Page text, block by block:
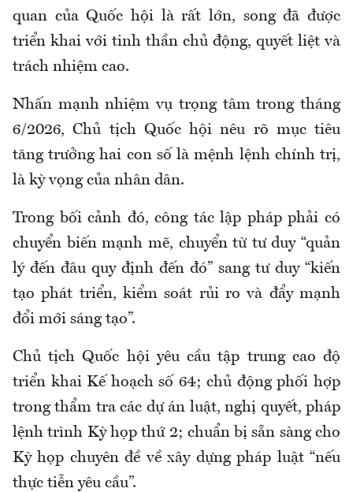
quan của Quốc hội là rất lớn, song đã được
triển khai với tinh thần chủ động, quyết liệt và
trách nhiệm cao.
Nhấn mạnh nhiệm vụ trọng tâm trong tháng
6/2026, Chủ tịch Quốc hội nêu rõ mục tiêu
tăng trưởng hai con số là mệnh lệnh chính trị,
là kỳ vọng của nhân dân.
Trong bối cảnh đó, công tác lập pháp phải có
chuyển biến mạnh mẽ, chuyển từ tư duy “quản
lý đến đâu quy định đến đó” sang tư duy “kiến
tạo phát triển, kiểm soát rủi ro và đẩy mạnh
đổi mới sáng tạo”.
Chủ tịch Quốc hội yêu cầu tập trung cao độ
triển khai Kế hoạch số 64; chủ động phối hợp
trong thẩm tra các dự án luật, nghị quyết, pháp
lệnh trình Kỳ họp thứ 2; chuẩn bị sẵn sàng cho
Kỳ họp chuyên đề về xây dựng pháp luật “nếu
thực tiễn yêu cầu”.